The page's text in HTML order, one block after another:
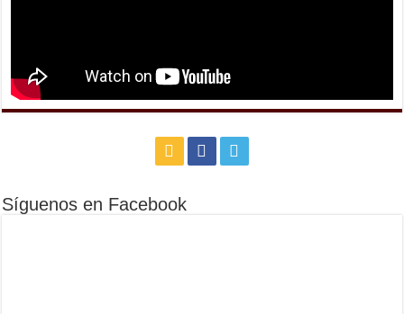
Síguenos en Facebook